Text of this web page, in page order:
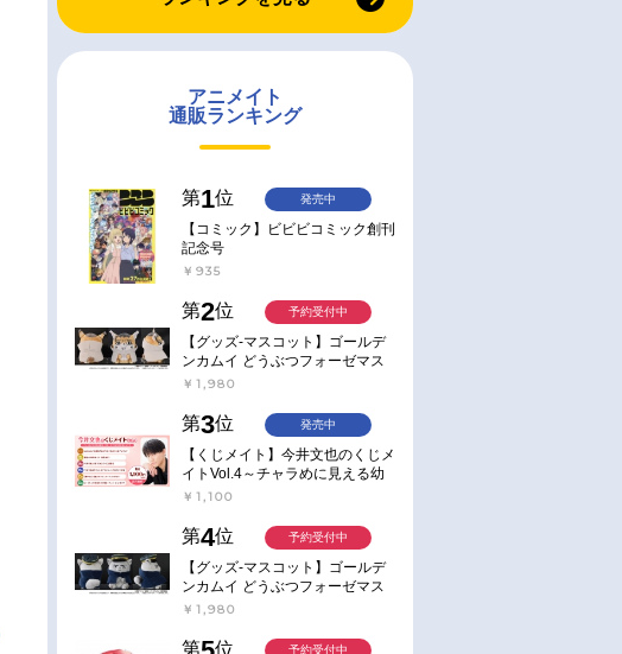
アニメイト
通販ランキング
第1位
【コミック】ビビビコミック創刊
記念号
￥935
発売中
第2位
【グッズ-マスコット】ゴールデ
ンカムイ どうぶつフォーゼマス
コット 4.尾形百之助【再販】
￥1,980
予約受付中
第3位
【くじメイト】今井文也のくじメ
イトVol.4～チャラめに見える幼
馴染、実は一途で独占欲が強いん
￥1,100
発売中
第4位
【グッズ-マスコット】ゴールデ
ンカムイ どうぶつフォーゼマス
コット 5.月島軍曹【再販】
￥1,980
予約受付中
第 位 予約受付中